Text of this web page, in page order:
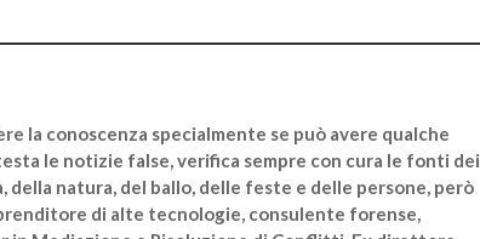
la conoscenza specialmente se può avere qualche
le notizie false, verifica sempre con cura le fonti dei
della natura, del ballo, delle feste e delle persone, però
di alte tecnologie, consulente forense,